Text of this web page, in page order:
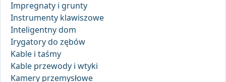
Impregnaty i grunty
Instrumenty klawiszowe
Inteligentny dom
Irygatory do zębów
Kable i taśmy
Kable przewody i wtyki
Kamery przemysłowe